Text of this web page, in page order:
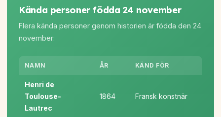
Kända personer födda 24 november
Flera kända personer genom historien är födda den 24
november:
NAMN ÅR KÄND FÖR
Henri de
Toulouse-
Lautrec
1864 Fransk konstnär